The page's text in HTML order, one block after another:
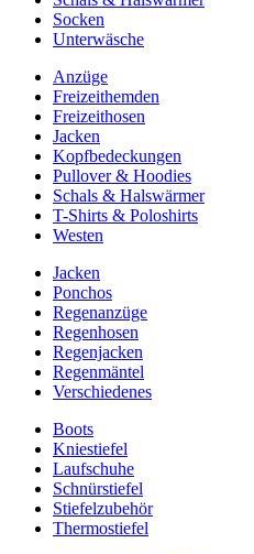
Socken
Unterwäsche
Anzüge
Freizeithemden
Freizeithosen
Jacken
Kopfbedeckungen
Pullover & Hoodies
Schals & Halswärmer
T-Shirts & Poloshirts
Westen
Jacken
Ponchos
Regenanzüge
Regenhosen
Regenjacken
Regenmäntel
Verschiedenes
Boots
Kniestiefel
Laufschuhe
Schnürstiefel
Stiefelzubehör
Thermostiefel